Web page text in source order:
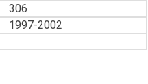
306
1997-2002